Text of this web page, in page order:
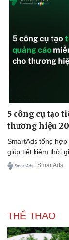
5 công cụ tạo
thương hiệu
SmartAds tổng
giúp tiết kiệm thời
| SmartAds
THỂ THAO